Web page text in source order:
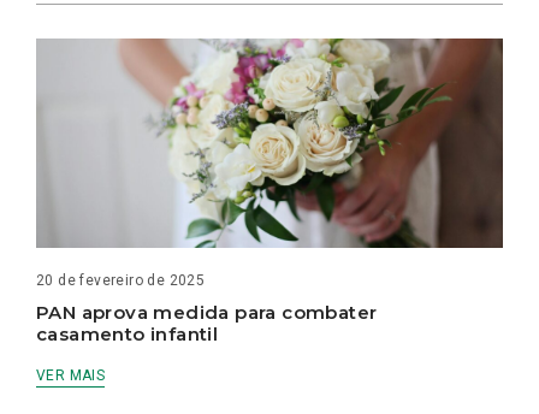
20 de fevereiro de 2025
PAN aprova medida para combater
casamento infantil
VER MAIS